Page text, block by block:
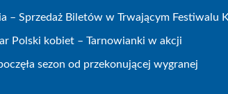
– Sprzedaż Biletów w Trwającym Festiwalu
Polski kobiet – Tarnowianki w akcji
sezon od przekonującej wygranej